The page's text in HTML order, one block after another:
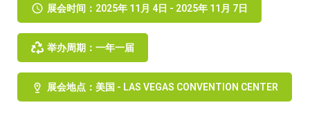
展会时间：2025年 11月 4日 - 2025年 11月 7日
举办周期：一年一届
展会地点：美国 - LAS VEGAS CONVENTION CENTER